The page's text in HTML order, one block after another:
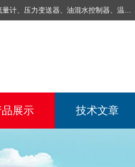
械过速保护装置、排水控制柜、压油装置控制系统、液位集中控制系统、水力量测控制系统、水轮发电机组监测系统、电容式液位开关、压力表、测温制动柜、蝴蝶阀球阀控制柜 |
品展示 技术文章